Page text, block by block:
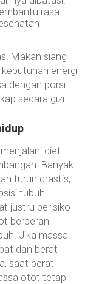
rasa
Makan siang
energi
dengan porsi
secara gizi.
diet
Banyak
turun drastis,
tubuh.
justru berisiko
berperan
Jika massa
dan berat
saat berat
otot tetap